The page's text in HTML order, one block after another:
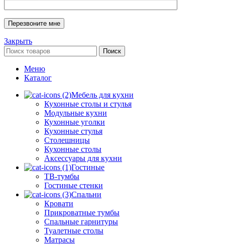
Закрыть
Поиск
Меню
Каталог
Мебель для кухни
Кухонные столы и стулья
Модульные кухни
Кухонные уголки
Кухонные стулья
Столешницы
Кухонные столы
Аксессуары для кухни
Гостиные
ТВ-тумбы
Гостиные стенки
Спальни
Кровати
Прикроватные тумбы
Спальные гарнитуры
Туалетные столы
Матрасы